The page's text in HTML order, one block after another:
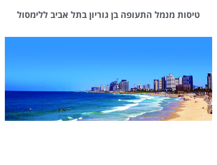
טיסות מנמל התעופה בן גוריון בתל אביב ללימסול